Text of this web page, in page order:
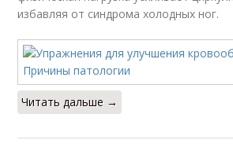
избавляя от синдрома холодных ног.
Читать дальше →